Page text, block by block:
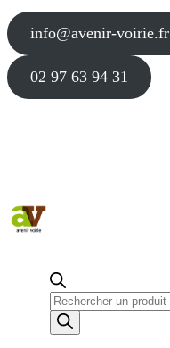
info@avenir-voirie.fr
02 97 63 94 31
Recherche
de
produits